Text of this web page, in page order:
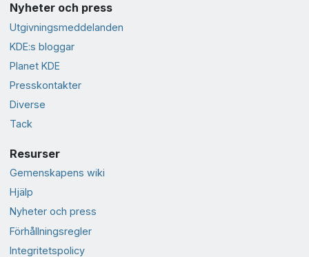
Nyheter och press
Utgivningsmeddelanden
KDE:s bloggar
Planet KDE
Presskontakter
Diverse
Tack
Resurser
Gemenskapens wiki
Hjälp
Nyheter och press
Förhållningsregler
Integritetspolicy